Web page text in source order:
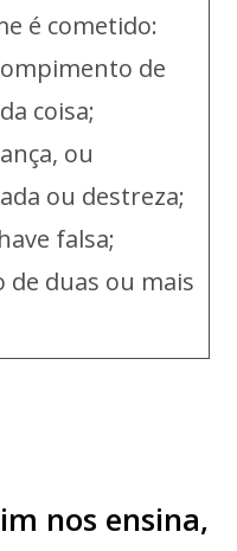
é cometido:
de
coisa;
ou
ou destreza;
falsa;
de duas ou mais
nos ensina,